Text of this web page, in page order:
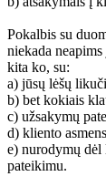
Pokalbis su
niekada
kita ko, su:
a) jūsų lėšų
b) bet kokiais
c) užsakymų
d) kliento
e) nurodymų dėl
pateikimu.